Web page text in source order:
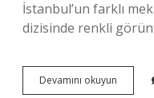
İstanbul’un farklı
dizisinde renkli
Devamını okuyun
Tv